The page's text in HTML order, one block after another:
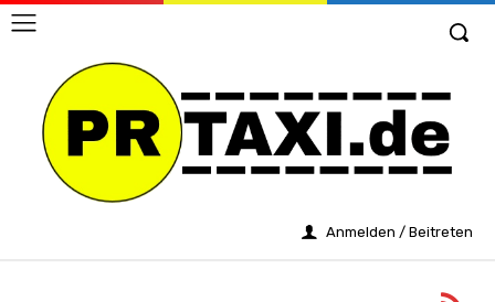
Anmelden / Beitreten